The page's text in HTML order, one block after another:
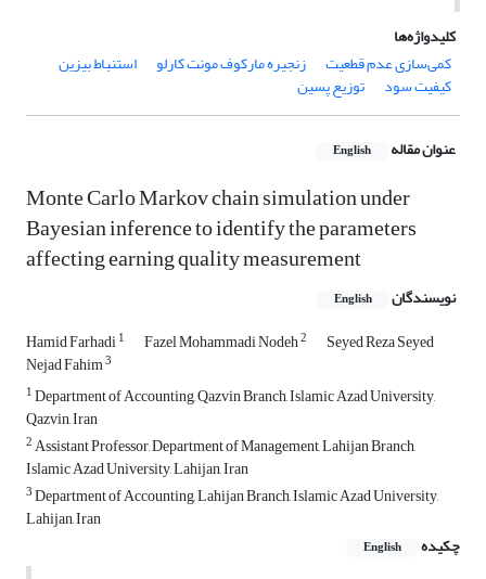
کلیدواژه‌ها
کمی‌سازی عدم قطعیت
زنجیره مارکوف مونت کارلو استنباط بیزین
کیفیت سود توزیع پسین
عنوان مقاله English
Monte Carlo Markov chain simulation under
Bayesian inference to identify the parameters
affecting earning quality measurement
نویسندگان English
Hamid Farhadi1 Fazel Mohammadi Nodeh2 Seyed Reza Seyed
Nejad Fahim3
1Department of Accounting, Qazvin Branch, Islamic Azad University,
Qazvin, Iran
2Assistant Professor, Department of Management, Lahijan Branch,
Islamic Azad University, Lahijan, Iran
3Department of Accounting, Lahijan Branch, Islamic Azad University,
Lahijan, Iran
چکیده
English